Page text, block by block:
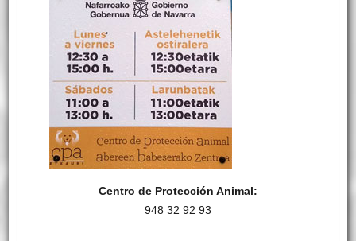
Centro de Protección Animal:
948 32 92 93